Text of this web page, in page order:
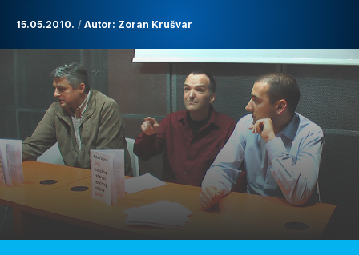
15.05.2010. Autor: Zoran Krušvar